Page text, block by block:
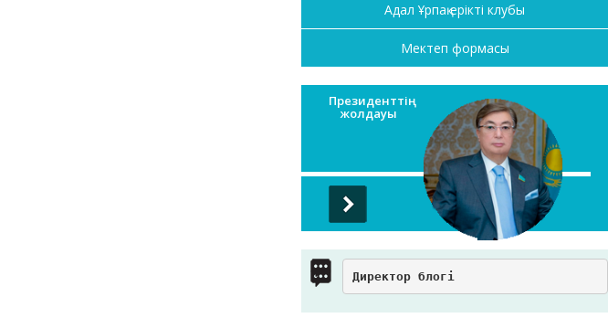
Адал Ұрпақ ерікті клубы
Мектеп формасы
Президенттің
жолдауы
Директор блогі